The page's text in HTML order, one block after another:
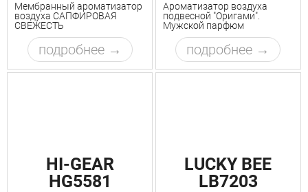
Мембранный ароматизатор
воздуха САПФИРОВАЯ
СВЕЖЕСТЬ
подробнее
Ароматизатор воздуха
подвесной "Оригами".
Мужской парфюм
подробнее
HI-GEAR
HG5581
LUCKY BEE
LB7203